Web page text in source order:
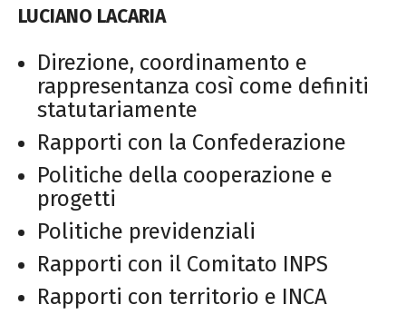
LUCIANO LACARIA
Direzione, coordinamento e
rappresentanza così come definiti
statutariamente
Rapporti con la Confederazione
Politiche della cooperazione e
progetti
Politiche previdenziali
Rapporti con il Comitato INPS
Rapporti con territorio e INCA